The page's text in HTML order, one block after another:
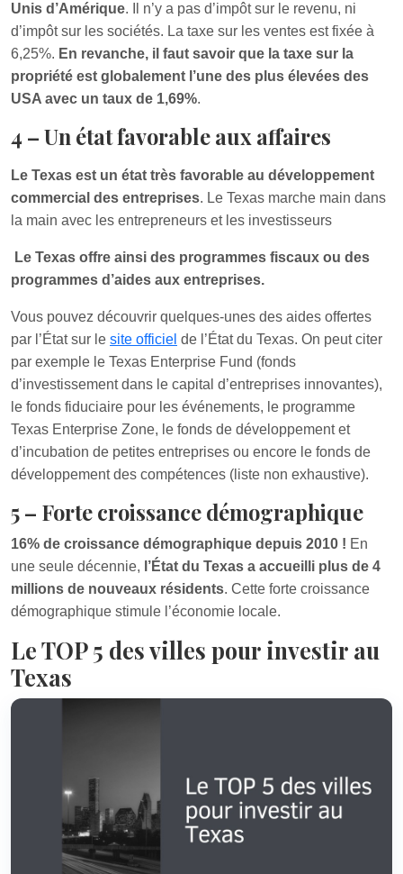
Unis d’Amérique. Il n’y a pas d’impôt sur le revenu, ni
d’impôt sur les sociétés. La taxe sur les ventes est fixée à
6,25%. En revanche, il faut savoir que la taxe sur la
propriété est globalement l’une des plus élevées des
USA avec un taux de 1,69%.
4 – Un état favorable aux affaires
Le Texas est un état très favorable au développement
commercial des entreprises. Le Texas marche main dans
la main avec les entrepreneurs et les investisseurs
Le Texas offre ainsi des programmes fiscaux ou des
programmes d’aides aux entreprises.
Vous pouvez découvrir quelques-unes des aides offertes
par l’État sur le site officiel de l’État du Texas. On peut citer
par exemple le Texas Enterprise Fund (fonds
d’investissement dans le capital d’entreprises innovantes),
le fonds fiduciaire pour les événements, le programme
Texas Enterprise Zone, le fonds de développement et
d’incubation de petites entreprises ou encore le fonds de
développement des compétences (liste non exhaustive).
5 – Forte croissance démographique
16% de croissance démographique depuis 2010 ! En
une seule décennie, l’État du Texas a accueilli plus de 4
millions de nouveaux résidents. Cette forte croissance
démographique stimule l’économie locale.
Le TOP 5 des villes pour investir au
Texas